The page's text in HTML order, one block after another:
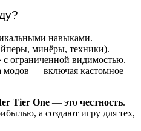
навыками.
минёры, техники).
ограниченной видимостью.
модов — включая кастомное
Tier One — это честность.
а создают игру для тех,